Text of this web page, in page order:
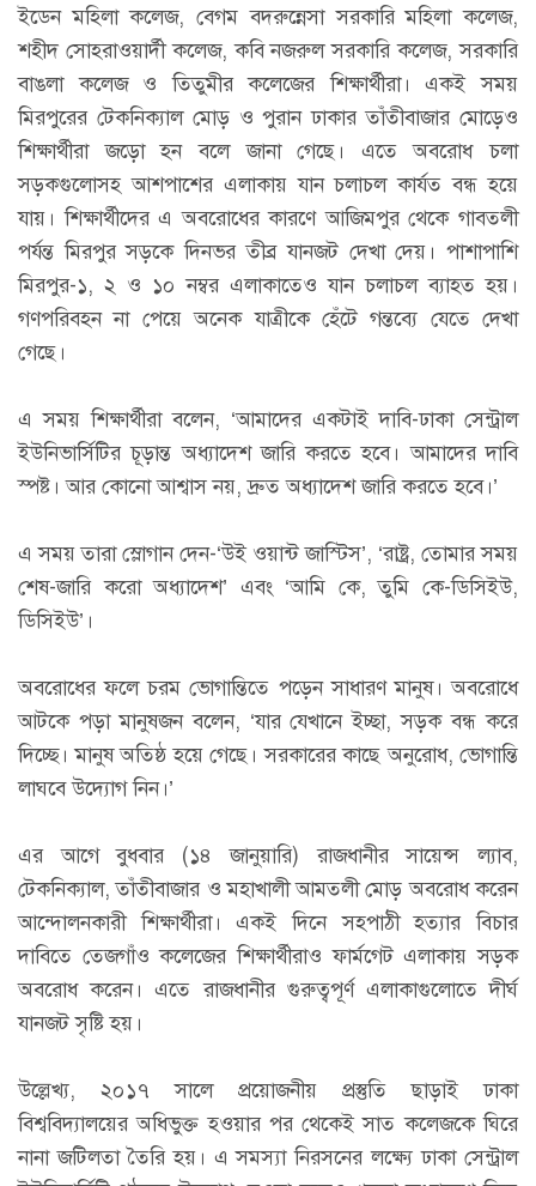
ইডেন মহিলা কলেজ, বেগম বদরুন্নেসা সরকারি মহিলা কলেজ,
শহীদ সোহরাওয়ার্দী কলেজ, কবি নজরুল সরকারি কলেজ, সরকারি
বাঙলা কলেজ ও তিতুমীর কলেজের শিক্ষার্থীরা। একই সময়
মিরপুরের টেকনিক্যাল মোড় ও পুরান ঢাকার তাঁতীবাজার মোড়েও
শিক্ষার্থীরা জড়ো হন বলে জানা গেছে। এতে অবরোধ চলা
সড়কগুলোসহ আশপাশের এলাকায় যান চলাচল কার্যত বন্ধ হয়ে
যায়। শিক্ষার্থীদের এ অবরোধের কারণে আজিমপুর থেকে গাবতলী
পর্যন্ত মিরপুর সড়কে দিনভর তীব্র যানজট দেখা দেয়। পাশাপাশি
মিরপুর-১, ২ ও ১০ নম্বর এলাকাতেও যান চলাচল ব্যাহত হয়।
গণপরিবহন না পেয়ে অনেক যাত্রীকে হেঁটে গন্তব্যে যেতে দেখা
গেছে।
এ সময় শিক্ষার্থীরা বলেন, ‘আমাদের একটাই দাবি-ঢাকা সেন্ট্রাল
ইউনিভার্সিটির চূড়ান্ত অধ্যাদেশ জারি করতে হবে। আমাদের দাবি
স্পষ্ট। আর কোনো আশ্বাস নয়, দ্রুত অধ্যাদেশ জারি করতে হবে।’
এ সময় তারা স্লোগান দেন-‘উই ওয়ান্ট জাস্টিস’, ‘রাষ্ট্র, তোমার সময়
শেষ-জারি করো অধ্যাদেশ’ এবং ‘আমি কে, তুমি কে-ডিসিইউ,
ডিসিইউ’।
অবরোধের ফলে চরম ভোগান্তিতে পড়েন সাধারণ মানুষ। অবরোধে
আটকে পড়া মানুষজন বলেন, ‘যার যেখানে ইচ্ছা, সড়ক বন্ধ করে
দিচ্ছে। মানুষ অতিষ্ঠ হয়ে গেছে। সরকারের কাছে অনুরোধ, ভোগান্তি
লাঘবে উদ্যোগ নিন।’
এর আগে বুধবার (১৪ জানুয়ারি) রাজধানীর সায়েন্স ল্যাব,
টেকনিক্যাল, তাঁতীবাজার ও মহাখালী আমতলী মোড় অবরোধ করেন
আন্দোলনকারী শিক্ষার্থীরা। একই দিনে সহপাঠী হত্যার বিচার
দাবিতে তেজগাঁও কলেজের শিক্ষার্থীরাও ফার্মগেট এলাকায় সড়ক
অবরোধ করেন। এতে রাজধানীর গুরুত্বপূর্ণ এলাকাগুলোতে দীর্ঘ
যানজট সৃষ্টি হয়।
উল্লেখ্য, ২০১৭ সালে প্রয়োজনীয় প্রস্তুতি ছাড়াই ঢাকা
বিশ্ববিদ্যালয়ের অধিভুক্ত হওয়ার পর থেকেই সাত কলেজকে ঘিরে
নানা জটিলতা তৈরি হয়। এ সমস্যা নিরসনের লক্ষ্যে ঢাকা সেন্ট্রাল